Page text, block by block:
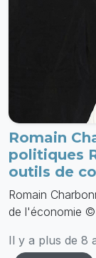
Romain
politiques
outils de
Romain
de l'économie ©
Il y a plus de 8